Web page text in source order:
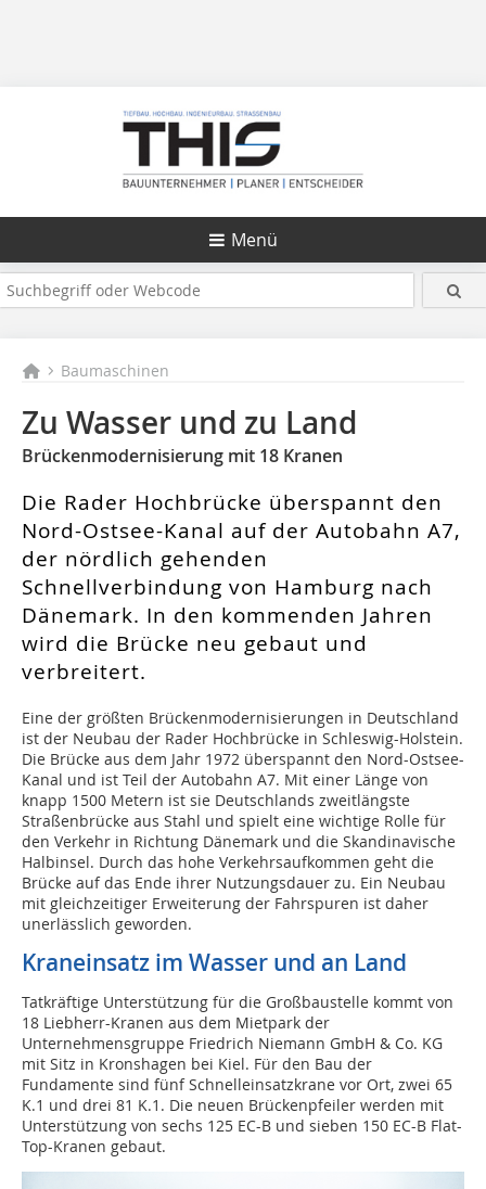
Menü
Baumaschinen
Zu Wasser und zu Land
Brückenmodernisierung mit 18 Kranen
Die Rader Hochbrücke überspannt den
Nord-Ostsee-Kanal auf der Autobahn A7,
der nördlich gehenden
Schnellverbindung von Hamburg nach
Dänemark. In den kommenden Jahren
wird die Brücke neu gebaut und
verbreitert.
Eine der größten Brückenmodernisierungen in Deutschland
ist der Neubau der Rader Hochbrücke in Schleswig-Holstein.
Die Brücke aus dem Jahr 1972 überspannt den Nord-Ostsee-
Kanal und ist Teil der Autobahn A7. Mit einer Länge von
knapp 1500 Metern ist sie Deutschlands zweitlängste
Straßenbrücke aus Stahl und spielt eine wichtige Rolle für
den Verkehr in Richtung Dänemark und die Skandinavische
Halbinsel. Durch das hohe Verkehrsaufkommen geht die
Brücke auf das Ende ihrer Nutzungsdauer zu. Ein Neubau
mit gleichzeitiger Erweiterung der Fahrspuren ist daher
unerlässlich geworden.
Kraneinsatz im Wasser und an Land
Tatkräftige Unterstützung für die Großbaustelle kommt von
18 Liebherr-Kranen aus dem Mietpark der
Unternehmensgruppe Friedrich Niemann GmbH & Co. KG
mit Sitz in Kronshagen bei Kiel. Für den Bau der
Fundamente sind fünf Schnelleinsatzkrane vor Ort, zwei 65
K.1 und drei 81 K.1. Die neuen Brückenpfeiler werden mit
Unterstützung von sechs 125 EC-B und sieben 150 EC-B Flat-
Top-Kranen gebaut.